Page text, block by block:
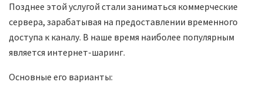
Позднее этой услугой стали заниматься коммерческие
сервера, зарабатывая на предоставлении временного
доступа к каналу. В наше время наиболее популярным
является интернет-шаринг.
Основные его варианты: